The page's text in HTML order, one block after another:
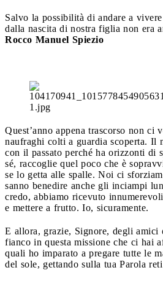
Salvo la possibilità di andare a
dalla nascita di nostra figlia non era
Rocco Manuel Spiezio
Quest’anno appena trascorso non ci
naufraghi colti a guardia scoperta. Il
con il passato perché ha orizzonti di
sé, raccoglie quel poco che è
se lo getta alle spalle. Noi ci
sanno benedire anche gli inciampi
credo, abbiamo ricevuto
e mettere a frutto. Io, sicuramente.
E allora, grazie, Signore, degli amici
fianco in questa missione che ci hai
quali ho imparato a pregare tutte le
del sole, gettando sulla tua Parola